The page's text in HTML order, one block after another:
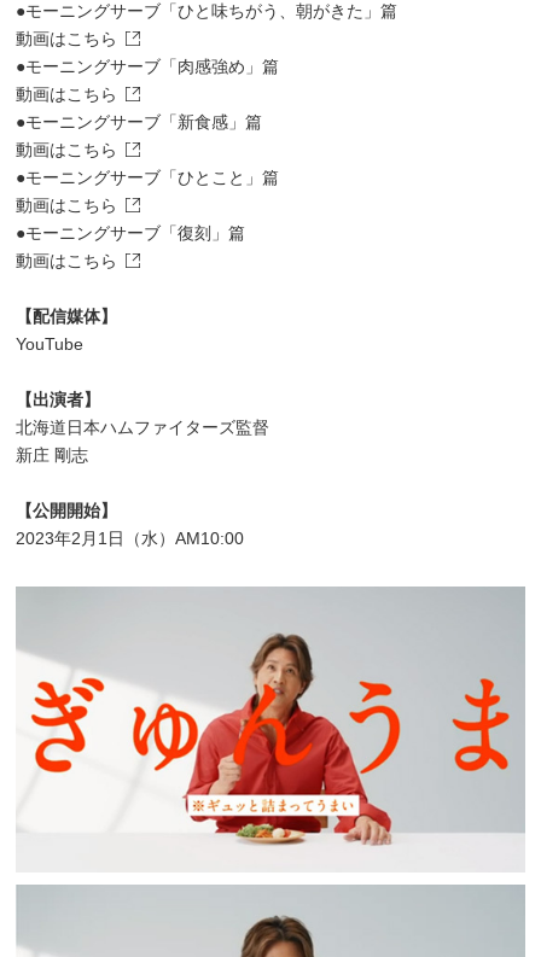
●モーニングサーブ「ひと味ちがう、朝がきた」篇
動画はこちら
●モーニングサーブ「肉感強め」篇
動画はこちら
●モーニングサーブ「新食感」篇
動画はこちら
●モーニングサーブ「ひとこと」篇
動画はこちら
●モーニングサーブ「復刻」篇
動画はこちら
【配信媒体】
YouTube
【出演者】
北海道日本ハムファイターズ監督
新庄 剛志
【公開開始】
2023年2月1日（水）AM10:00